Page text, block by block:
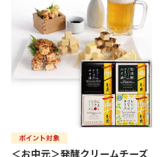
＜お中元＞発酵クリームチーズ